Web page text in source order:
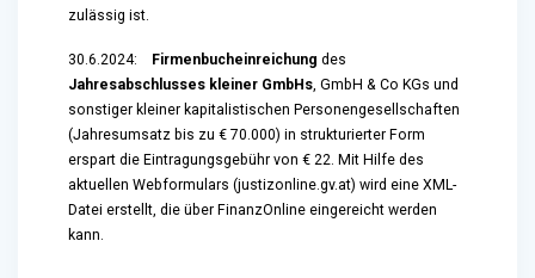
zulässig ist.
30.6.2024: Firmenbucheinreichung des
Jahresabschlusses kleiner GmbHs, GmbH & Co KGs und
sonstiger kleiner kapitalistischen Personengesellschaften
(Jahresumsatz bis zu € 70.000) in strukturierter Form
erspart die Eintragungsgebühr von € 22. Mit Hilfe des
aktuellen Webformulars (justizonline.gv.at) wird eine XML-
Datei erstellt, die über FinanzOnline eingereicht werden
kann.